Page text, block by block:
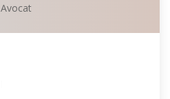
Avocat